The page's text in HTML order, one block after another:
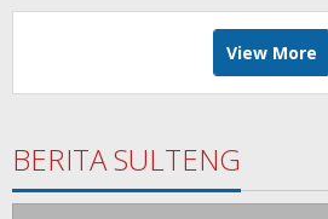
View More
BERITA SULTENG